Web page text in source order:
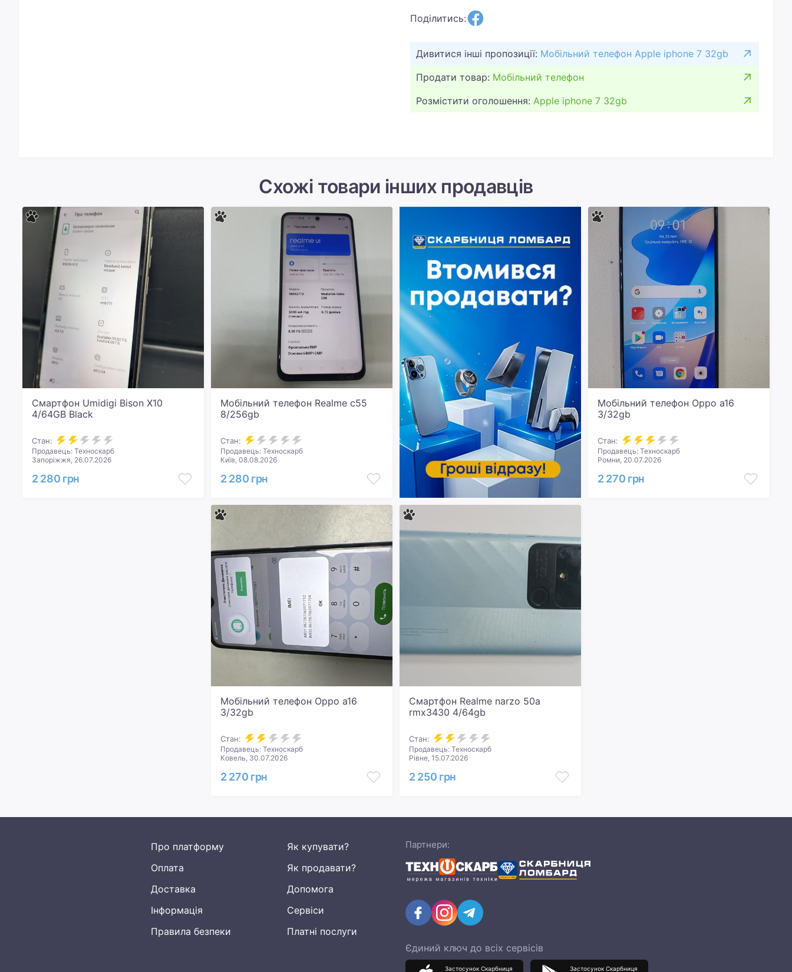
Поділитись:
Дивитися інші пропозиції: Мобільний телефон Apple iphone 7 32gb
Продати товар: Мобільний телефон
Розмістити оголошення: Apple iphone 7 32gb
Схожі товари інших продавців
Смартфон Umidigi Bison X10
4/64GB Black
Стан:
Продавець: Техноскарб
Запоріжжя, 26.07.2026
2 280 грн
Мобільний телефон Realme c55
8/256gb
Стан:
Продавець: Техноскарб
Київ, 08.08.2026
2 280 грн
Мобільний телефон Oppo a16
3/32gb
Стан:
Продавець: Техноскарб
Ромни, 20.07.2026
2 270 грн
Мобільний телефон Oppo a16
3/32gb
Стан:
Продавець: Техноскарб
Ковель, 30.07.2026
2 270 грн
Смартфон Realme narzo 50a
rmx3430 4/64gb
Стан:
Продавець: Техноскарб
Рівне, 15.07.2026
2 250 грн
Про платформу
Оплата
Доставка
Інформація
Правила безпеки
Як купувати?
Як продавати?
Допомога
Сервіси
Платні послуги
Партнери:
Єдиний ключ до всіх сервісів
Застосунок Скарбниця Застосунок Скарбниця